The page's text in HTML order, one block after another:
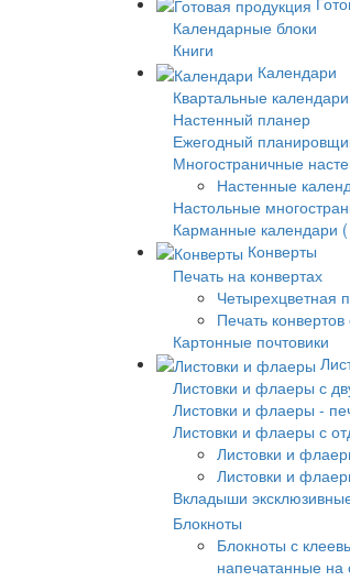
Календарные блоки
Книги
Календари
Квартальные
Настенный планер
Ежегодный
Многостраничные
Настенные
Настольные
Карманные календари
Конверты
Печать на конвертах
Четырехцветная
Печать
Картонные почтовики
Листовки и флаеры с
Листовки и флаеры -
Листовки и флаеры с
Листовки и
Листовки и
Вкладыши
Блокноты
Блокноты с
напечатанные на